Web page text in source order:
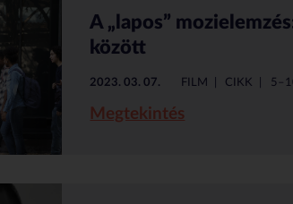
A „lapos”
között
2023. 03. 07. FILM CIKK
Megtekintés